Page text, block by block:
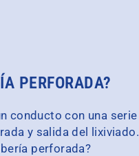
PERFORADA?
conducto con una
y salida del lixiviado.
perforada?